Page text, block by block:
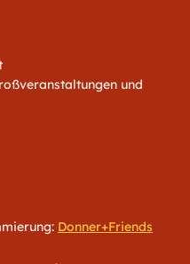
und
Donner+Friends